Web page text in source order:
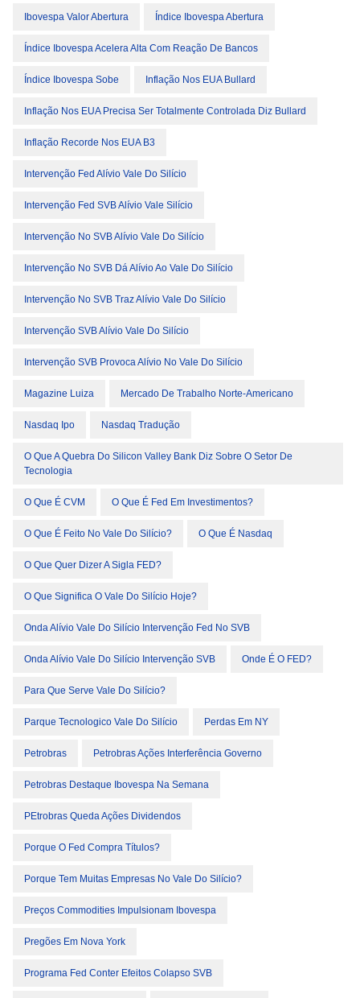
Ibovespa Valor Abertura Índice Ibovespa Abertura
Índice Ibovespa Acelera Alta Com Reação De Bancos
Índice Ibovespa Sobe Inflação Nos EUA Bullard
Inflação Nos EUA Precisa Ser Totalmente Controlada Diz Bullard
Inflação Recorde Nos EUA B3
Intervenção Fed Alívio Vale Do Silício
Intervenção Fed SVB Alívio Vale Silício
Intervenção No SVB Alívio Vale Do Silício
Intervenção No SVB Dá Alívio Ao Vale Do Silício
Intervenção No SVB Traz Alívio Vale Do Silício
Intervenção SVB Alívio Vale Do Silício
Intervenção SVB Provoca Alívio No Vale Do Silício
Magazine Luiza Mercado De Trabalho Norte-Americano
Nasdaq Ipo Nasdaq Tradução
O Que A Quebra Do Silicon Valley Bank Diz Sobre O Setor De
Tecnologia
O Que É CVM O Que É Fed Em Investimentos?
O Que É Feito No Vale Do Silício? O Que É Nasdaq
O Que Quer Dizer A Sigla FED?
O Que Significa O Vale Do Silício Hoje?
Onda Alívio Vale Do Silício Intervenção Fed No SVB
Onda Alívio Vale Do Silício Intervenção SVB Onde É O FED?
Para Que Serve Vale Do Silício?
Parque Tecnologico Vale Do Silício Perdas Em NY
Petrobras Petrobras Ações Interferência Governo
Petrobras Destaque Ibovespa Na Semana
PEtrobras Queda Ações Dividendos
Porque O Fed Compra Títulos?
Porque Tem Muitas Empresas No Vale Do Silício?
Preços Commodities Impulsionam Ibovespa
Pregões Em Nova York
Programa Fed Conter Efeitos Colapso SVB